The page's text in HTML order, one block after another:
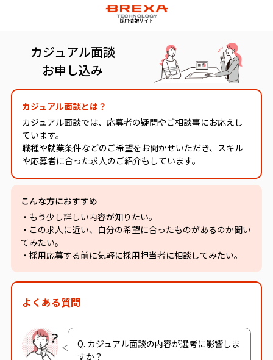
採用情報サイト
カジュアル面談
お申し込み
カジュアル面談とは？
カジュアル面談では、応募者の疑問やご相談事にお応えし
ています。
職種や就業条件などのご希望をお聞かせいただき、スキル
や応募者に合った求人のご紹介もしています。
こんな方におすすめ
・もう少し詳しい内容が知りたい。
・この求人に近い、自分の希望に合ったものがあるのか聞い
てみたい。
・採用応募する前に気軽に採用担当者に相談してみたい。
よくある質問
Q. カジュアル面談の内容が選考に影響しま
すか？